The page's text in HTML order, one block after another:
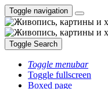
Toggle navigation
Toggle Search
Toggle menubar
Toggle fullscreen
Boxed page